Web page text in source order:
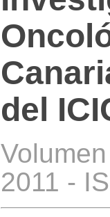
del
2011 -